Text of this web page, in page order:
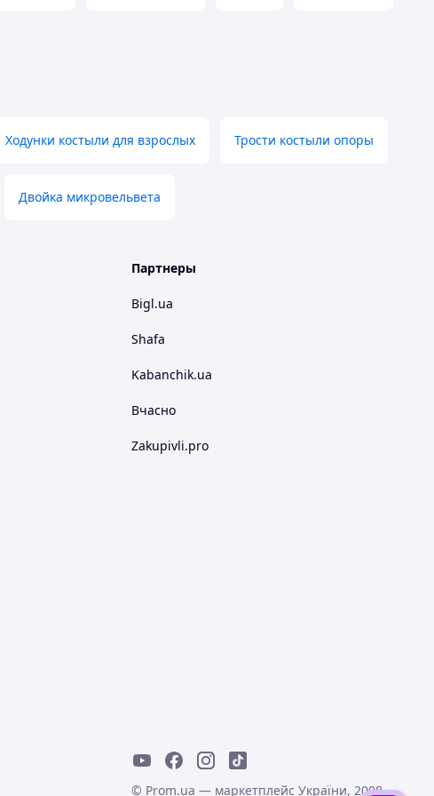
Ходунки костыли для взрослых Трости костыли опоры
Двойка микровельвета
Партнеры
Bigl.ua
Shafa
Kabanchik.ua
Вчасно
Zakupivli.pro
© Prom.ua — маркетплейс України, 2008-